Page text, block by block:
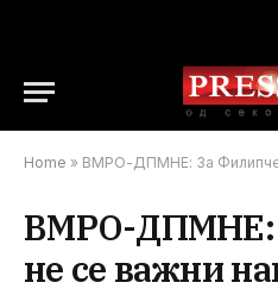
Home » ВМРО-ДПМНЕ: За Филипче не се важни
ВМРО-ДПМНЕ:
не се важни